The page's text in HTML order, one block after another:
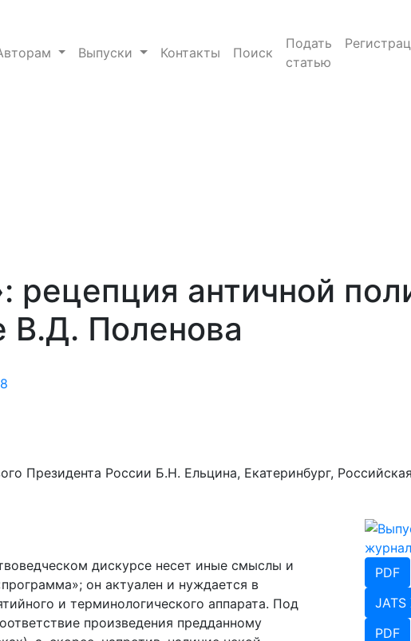
в программном цикле В.Д. Поленова
Выпуски Контакты Поиск
Подать
статью
рецепция античной
В.Д. Поленова
Президента России Б.Н. Ельцина, Екатеринбург,
PDF
JATS
PDF
дискурсе несет иные смыслы и
он актуален и нуждается в
и терминологического аппарата. Под
произведения предданному